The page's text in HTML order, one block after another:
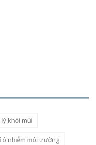
khói mùi
ô nhiễm môi trường